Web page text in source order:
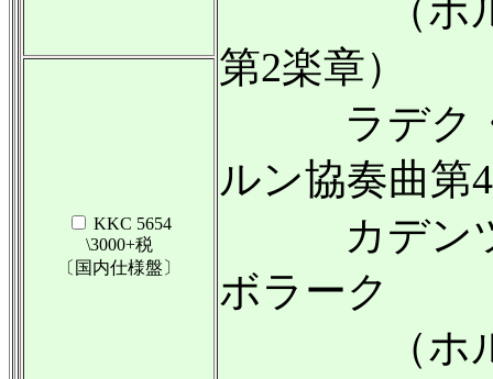
（ホルン
第2楽章）
ラデク・
ルン協奏曲第
カデンツ
ボラーク
（ホルン
KKC 5654
\3000+税
〔国内仕様盤〕